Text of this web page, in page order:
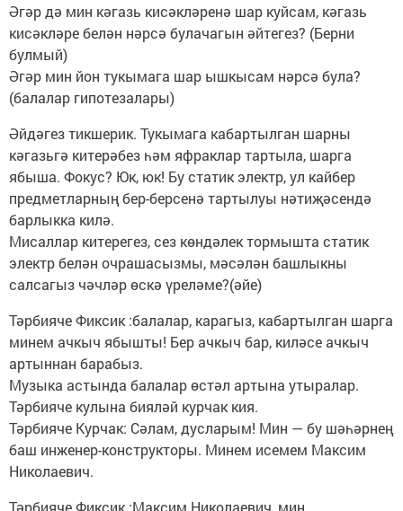
Әгәр дә мин кәгазь кисәкләренә шар куйсам, кәгазь
кисәкләре белән нәрсә булачагын әйтегез? (Берни
булмый)
Әгәр мин йон тукымага шар ышкысам нәрсә була?
(балалар гипотезалары)
Әйдәгез тикшерик. Тукымага кабартылган шарны
кәгазьгә китерәбез һәм яфраклар тартыла, шарга
ябыша. Фокус? Юк, юк! Бу статик электр, ул кайбер
предметларның бер-берсенә тартылуы нәтиҗәсендә
барлыкка килә.
Мисаллар китерегез, сез көндәлек тормышта статик
электр белән очрашасызмы, мәсәлән башлыкны
салсагыз чәчләр өскә үреләме?(әйе)
Тәрбияче Фиксик :балалар, карагыз, кабартылган шарга
минем ачкыч ябышты! Бер ачкыч бар, киләсе ачкыч
артыннан барабыз.
Музыка астында балалар өстәл артына утыралар.
Тәрбияче кулына бияләй курчак кия.
Тәрбияче Курчак: Сәлам, дусларым! Мин — бу шәһәрнең
баш инженер-конструкторы. Минем исемем Максим
Николаевич.
Тәрбияче Фиксик :Максим Николаевич, мин